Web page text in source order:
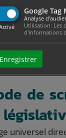
Google Tag
Analyse
Utilisation: Les
d'informations
Enregistrer
de
universel